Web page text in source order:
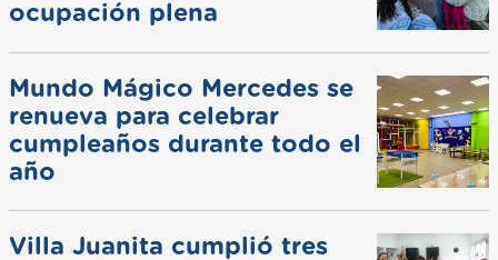
ocupación plena
Mundo Mágico Mercedes se
renueva para celebrar
cumpleaños durante todo el
año
Villa Juanita cumplió tres